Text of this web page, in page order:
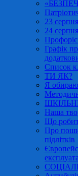
23
24
Графік
Список
ТИ ЯК?
Я обираю
Наша
Що
Про
підлітків